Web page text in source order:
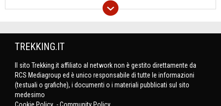
TREKKING.IT
Il sito Trekking.it affiliato al network non è gestito direttamente da
RCS Mediagroup ed è unico responsabile di tutte le informazioni
(testuali o grafiche), i documenti o i materiali pubblicati sul sito
medesimo